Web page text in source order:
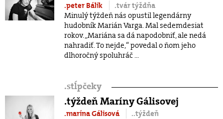
.peter Bálik
.tvár týždňa
Minulý týždeň nás opustil legendárny
hudobník Marián Varga. Mal sedemdesiat
rokov. „Mariána sa dá napodobniť, ale nedá
nahradiť. To nejde,“ povedal o ňom jeho
dlhoročný spoluhráč ...
.stĺpčeky
.týždeň Maríny Gálisovej
.marína Gálisová
..týždeň